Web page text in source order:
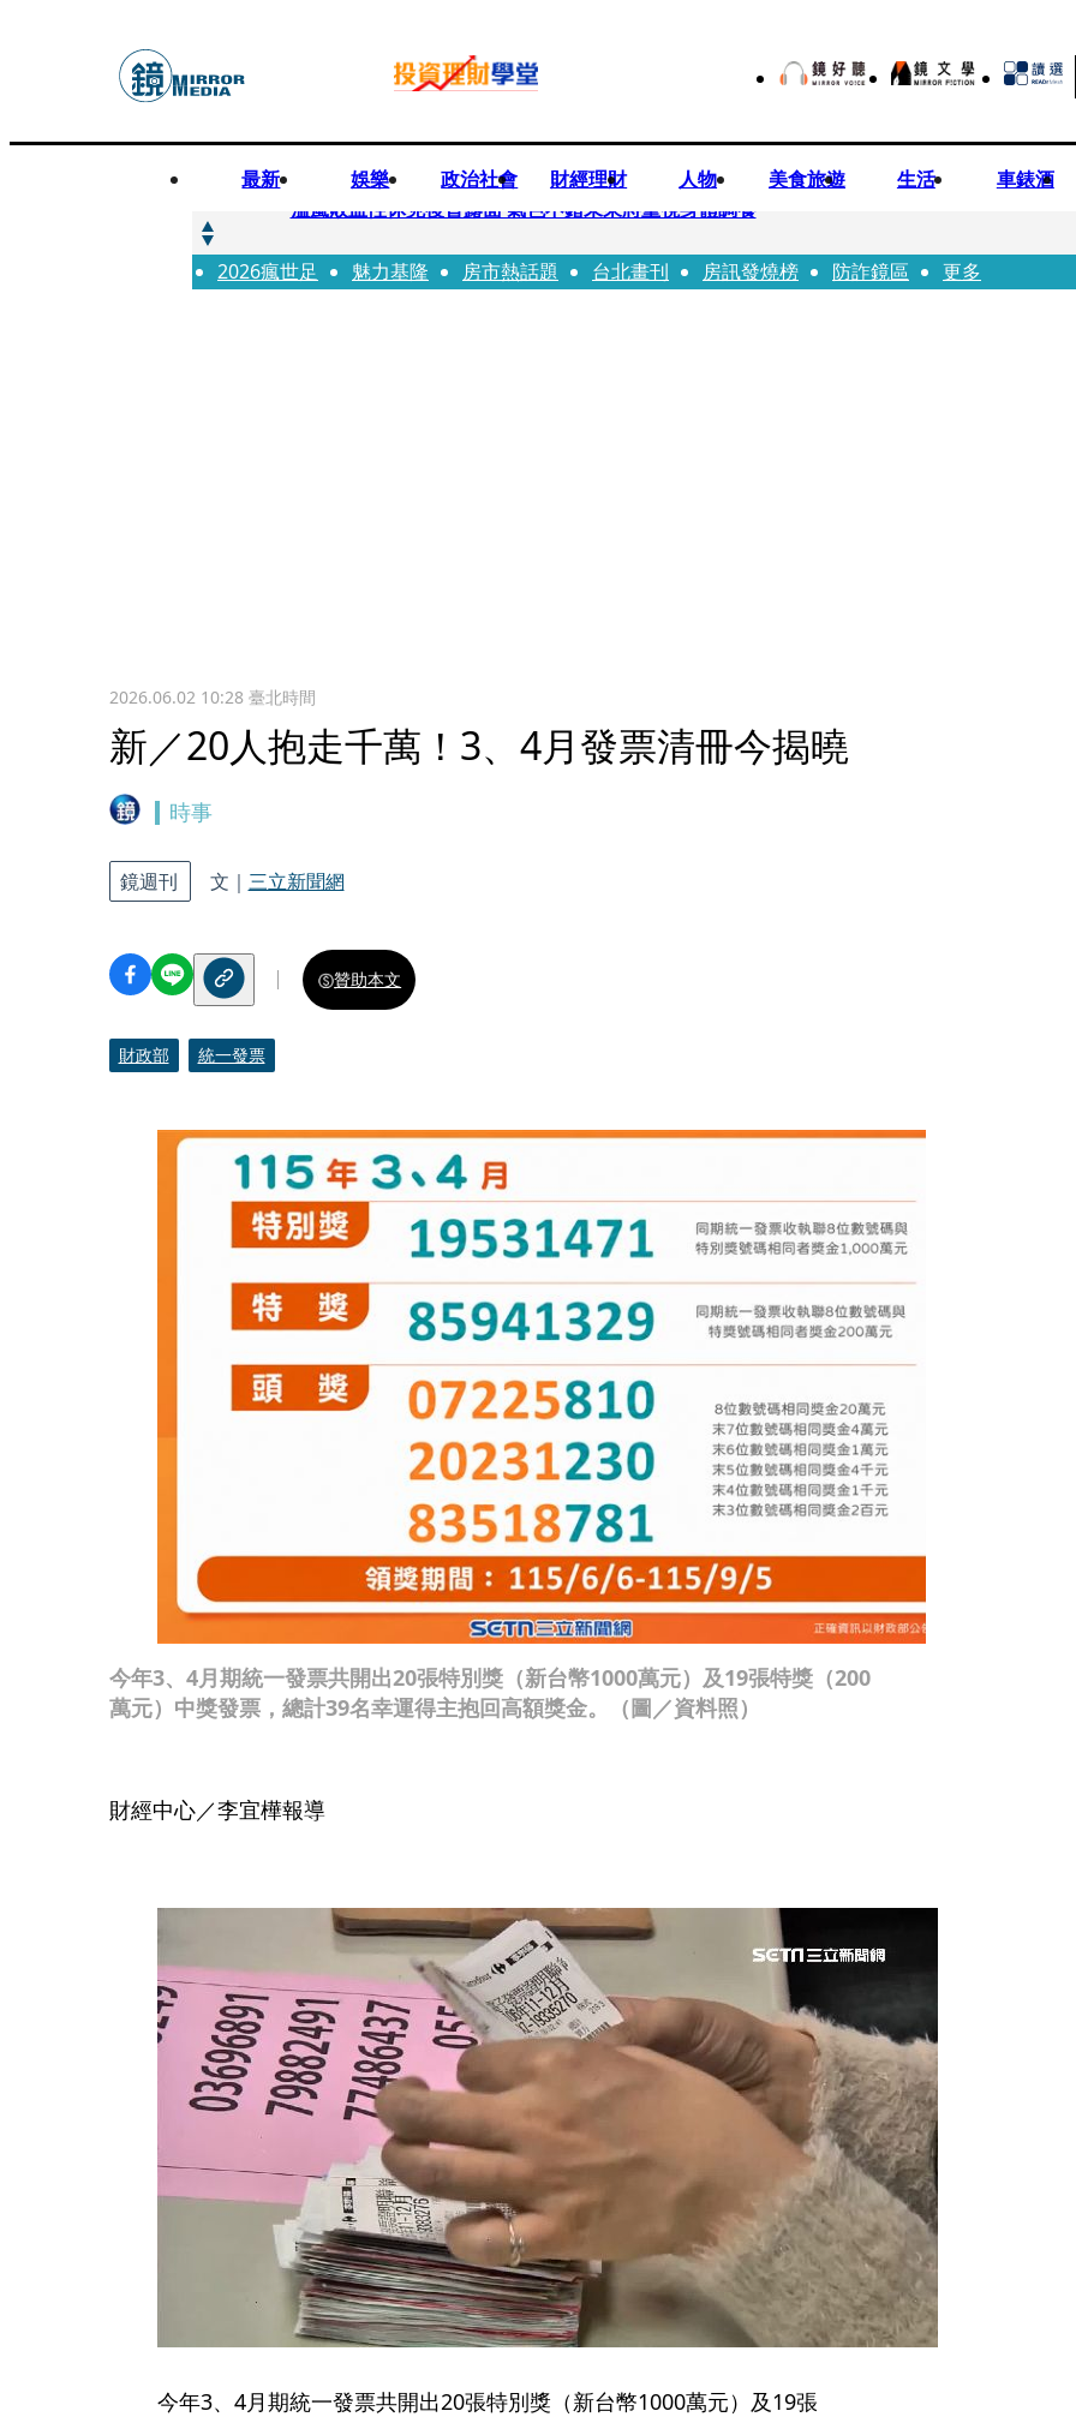
最新 娛樂 政治社會 財經理財 人物 美食旅遊 生活 車錶酒
快訊
溫嵐敗血性休克後首露面 氣色不錯未來將重視身體調養
快訊
鄭麗文稱「台灣不是一個國家」 黃暐瀚曬馬英九過去談話狠打臉
2026瘋世足 魅力基隆 房市熱話題 台北畫刊 房訊發燒榜 防詐鏡區 更多
2026.06.02 10:28臺北時間
新／20人抱走千萬！3、4月發票清冊今揭曉
時事
今年3、4月期統一發票共開出20張特別獎（新台幣1000萬元）及19張特獎（200
萬元）中獎發票，總計39名幸運得主抱回高額獎金。（圖／資料照）
鏡週刊 文｜ 三立新聞網
贊助本文
財政部 統一發票
財經中心／李宜樺報導
今年3、4月期統一發票共開出20張特別獎（新台幣1000萬元）及19張